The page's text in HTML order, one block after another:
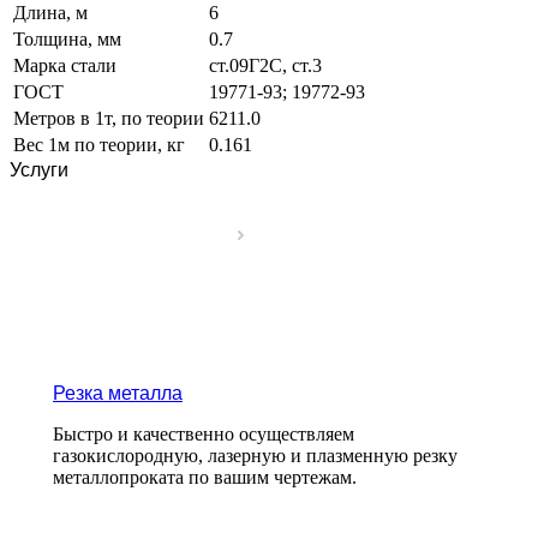
Длина, м
6
Толщина, мм
0.7
Марка стали
ст.09Г2С, ст.3
ГОСТ
19771-93; 19772-93
Метров в 1т, по теории 6211.0
Вес 1м по теории, кг
0.161
Услуги
Резка металла
Быстро и качественно осуществляем
газокислородную, лазерную и плазменную резку
металлопроката по вашим чертежам.